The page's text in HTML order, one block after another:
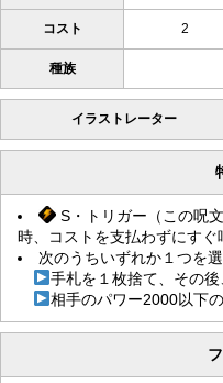
コスト 2
種族
イラストレーター
S・トリガー（この呪
時、コストを支払わずにすぐ
次のうちいずれか１つを選
手札を１枚捨て、その後
相手のパワー2000以下